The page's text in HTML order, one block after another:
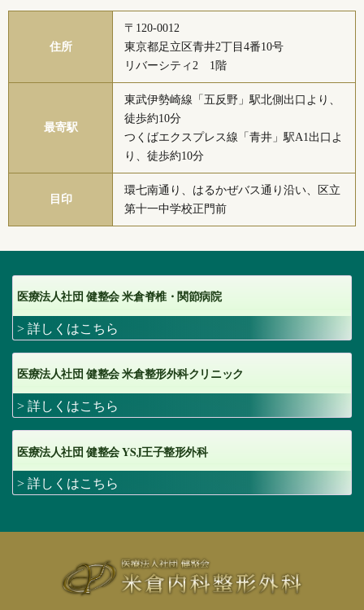
住所
〒120-0012
東京都足立区青井2丁目4番10号
リバーシティ2 1階
最寄駅
東武伊勢崎線「五反野」駅北側出口より、
徒歩約10分
つくばエクスプレス線「青井」駅A1出口よ
り、徒歩約10分
目印
環七南通り、はるかぜバス通り沿い、区立
第十一中学校正門前
医療法人社団 健整会 米倉脊椎・関節病院
> 詳しくはこちら
医療法人社団 健整会 米倉整形外科クリニック
> 詳しくはこちら
医療法人社団 健整会YSJ王子整形外科
> 詳しくはこちら